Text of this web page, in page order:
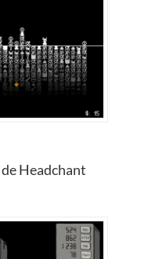
de Headchant